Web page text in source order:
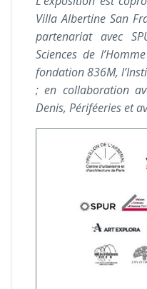
Villa Albertine San
partenariat avec
Sciences de
fondation 836M,
; en collaboration
Denis, Périféeries et